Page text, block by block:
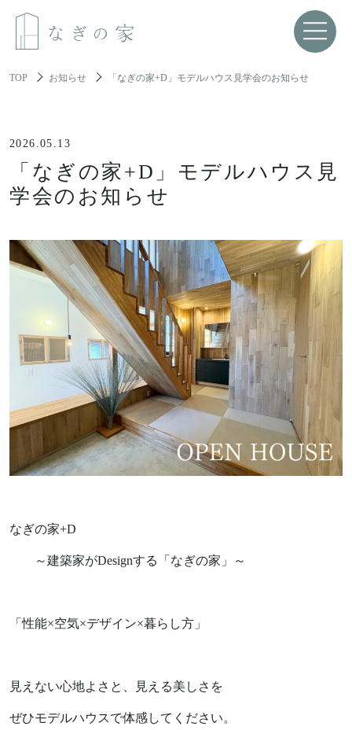
なぎの家について
Spec
性能と機能美
Resilience
レジリエンス住宅
About build a house
家づくりについて
家づくりの流れ
不動産情報
アフターサポート
Works
施工実績
Interview
お客様の声
Blog News
よくあるご質問
ポリシーに関して
Follow us
TOP お知らせ 「なぎの家+D」モデルハウス見学会のお知らせ
2026.05.13
「なぎの家+D」モデルハウス見
学会のお知らせ
なぎの家+D
～建築家がDesignする「なぎの家」～
「性能×空気×デザイン×暮らし方」
見えない心地よさと、見える美しさを
ぜひモデルハウスで体感してください。